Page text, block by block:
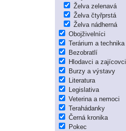
Želva zelenavá
Želva čtyřprstá
Želva nádherná
Obojživelníci
Terárium a technika
Bezobratlí
Hlodavci a zajícovci
Burzy a výstavy
Literatura
Legislativa
Veterina a nemoci
Terahádanky
Černá kronika
Pokec